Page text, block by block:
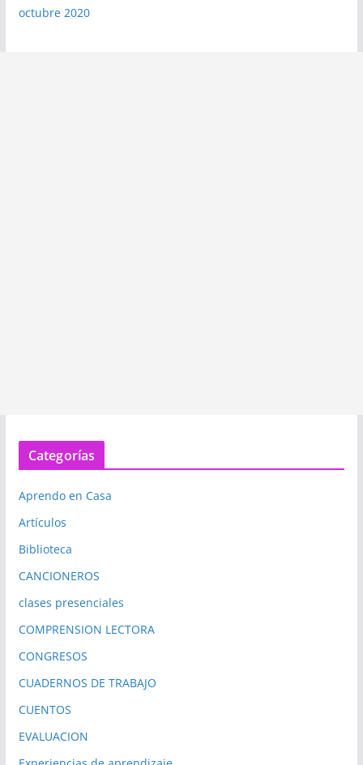
octubre 2020
Categorías
Aprendo en Casa
Artículos
Biblioteca
CANCIONEROS
clases presenciales
COMPRENSION LECTORA
CONGRESOS
CUADERNOS DE TRABAJO
CUENTOS
EVALUACION